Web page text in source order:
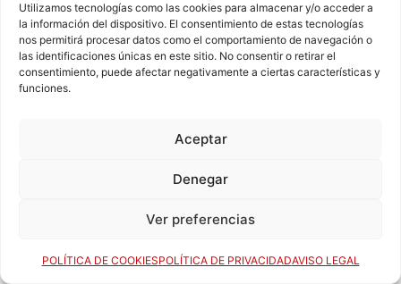
Utilizamos tecnologías como las cookies para almacenar y/o acceder a
la información del dispositivo. El consentimiento de estas tecnologías
nos permitirá procesar datos como el comportamiento de navegación o
las identificaciones únicas en este sitio. No consentir o retirar el
consentimiento, puede afectar negativamente a ciertas características y
funciones.
Aceptar
Denegar
Ver preferencias
POLÍTICA DE COOKIESPOLÍTICA DE PRIVACIDADAVISO LEGAL
TEMPORADA 2003-04
TEMPORADA 2003-04